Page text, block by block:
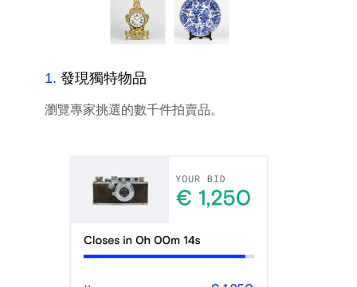
1. 發現獨特物品
瀏覽專家挑選的數千件拍賣品。